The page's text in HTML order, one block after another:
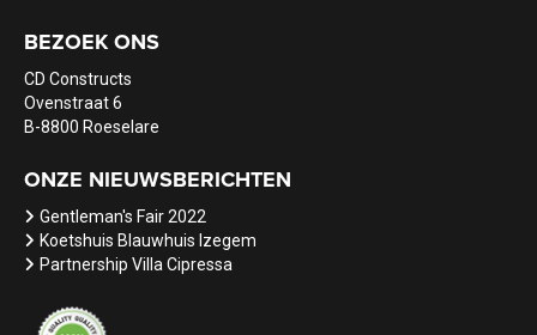
BEZOEK ONS
CD Constructs
Ovenstraat 6
B-8800 Roeselare
ONZE NIEUWSBERICHTEN
Gentleman's Fair 2022
Koetshuis Blauwhuis Izegem
Partnership Villa Cipressa